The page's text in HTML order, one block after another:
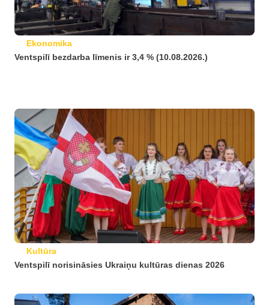
Ekonomika
Ventspilī bezdarba līmenis ir 3,4 % (10.08.2026.)
Kultūra
Ventspilī norisināsies Ukraiņu kultūras dienas 2026